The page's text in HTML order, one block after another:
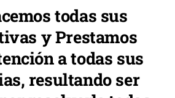
todas sus
y Prestamos
a todas sus
resultando ser